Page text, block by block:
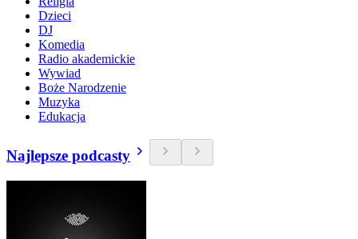
Dzieci
DJ
Komedia
Radio akademickie
Wywiad
Boże Narodzenie
Muzyka
Edukacja
Najlepsze podcasty